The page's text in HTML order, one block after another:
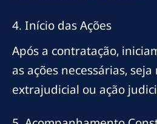
4. Início das Ações
Após a contratação,
as ações necessárias,
extrajudicial ou ação